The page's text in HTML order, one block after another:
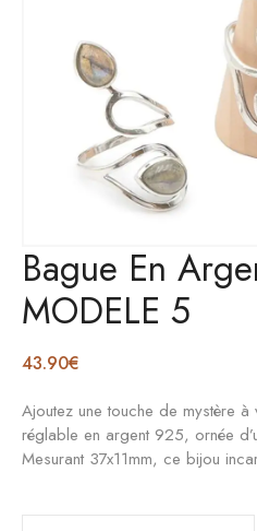
Bague En
MODELE 5
43.90€
Ajoutez une touche de mystère
réglable en argent 925, ornée
Mesurant 37x11mm, ce bijou